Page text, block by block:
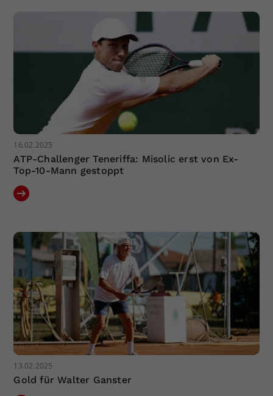
16.02.2025
ATP-Challenger Teneriffa: Misolic erst von Ex-
Top-10-Mann gestoppt
13.02.2025
Gold für Walter Ganster
Zweck
Dieser Wert speichert Ihre Consent-
Einstellungen. Unter anderem eine
zufällig generierte ID, für die
historische Speicherung Ihrer
vorgenommen Einstellungen, falls der
Webseiten-Betreiber dies eingestellt
hat.